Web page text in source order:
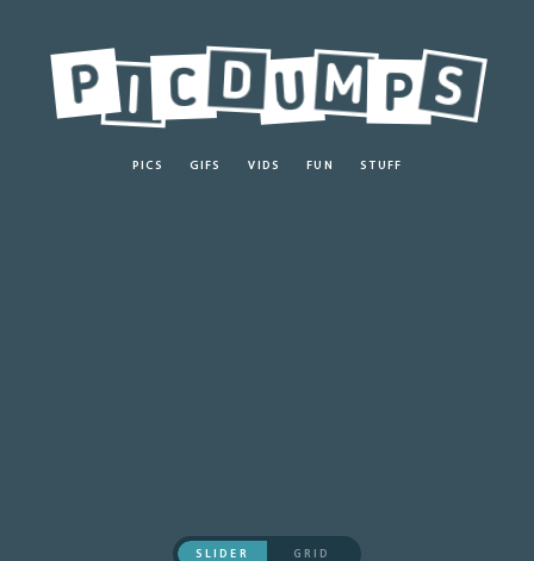
PICS GIFS VIDS FUN STUFF
SLIDER GRID